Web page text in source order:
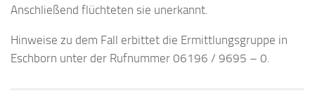
Anschließend flüchteten sie unerkannt.
Hinweise zu dem Fall erbittet die Ermittlungsgruppe in
Eschborn unter der Rufnummer 06196 / 9695 – 0.